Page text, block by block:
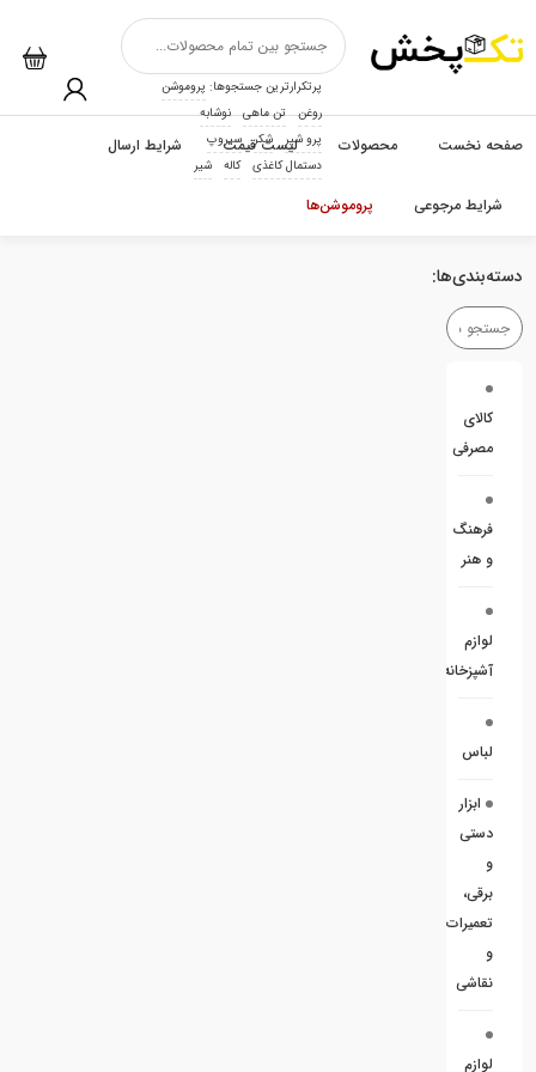
پرتکرارترین جستجوها: پروموشن
روغن
تن ماهی
نوشابه
پرو شیر
شکر
سیروپ
دستمال کاغذی
کاله شیر
صفحه نخست محصولات لیست قیمت شرایط ارسال
شرایط مرجوعی پروموشن‌ها
دسته‌بندی‌ها:
کالای
مصرفی
فرهنگ
و هنر
لوازم
آشپزخانه
لباس
ابزار
دستی
و
برقی،
تعمیرات
و
نقاشی
لوازم